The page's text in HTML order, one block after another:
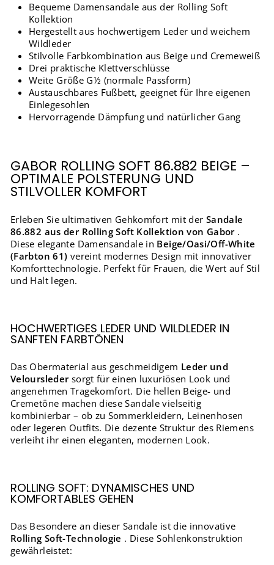
Bequeme Damensandale aus der Rolling Soft
Kollektion
Hergestellt aus hochwertigem Leder und weichem
Wildleder
Stilvolle Farbkombination aus Beige und Cremeweiß
Drei praktische Klettverschlüsse
Weite Größe G½ (normale Passform)
Austauschbares Fußbett, geeignet für Ihre eigenen
Einlegesohlen
Hervorragende Dämpfung und natürlicher Gang
GABOR ROLLING SOFT 86.882 BEIGE –
OPTIMALE POLSTERUNG UND
STILVOLLER KOMFORT
Erleben Sie ultimativen Gehkomfort mit der Sandale
86.882 aus der Rolling Soft Kollektion von Gabor.
Diese elegante Damensandale in Beige/Oasi/Off-White
(Farbton 61) vereint modernes Design mit innovativer
Komforttechnologie. Perfekt für Frauen, die Wert auf Stil
und Halt legen.
HOCHWERTIGES LEDER UND WILDLEDER IN
SANFTEN FARBTÖNEN
Das Obermaterial aus geschmeidigem Leder und
Veloursledersorgt für einen luxuriösen Look und
angenehmen Tragekomfort. Die hellen Beige- und
Cremetöne machen diese Sandale vielseitig
kombinierbar – ob zu Sommerkleidern, Leinenhosen
oder legeren Outfits. Die dezente Struktur des Riemens
verleiht ihr einen eleganten, modernen Look.
ROLLING SOFT: DYNAMISCHES UND
KOMFORTABLES GEHEN
Das Besondere an dieser Sandale ist die innovative
Rolling Soft-Technologie . Diese Sohlenkonstruktion
gewährleistet: